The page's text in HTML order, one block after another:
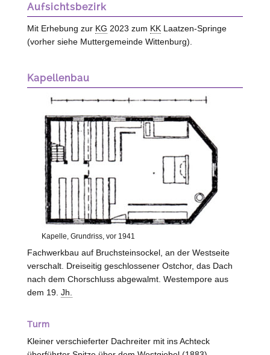
Aufsichtsbezirk
Mit Erhebung zur KG 2023 zum KKLaatzen-Springe
(vorher siehe Muttergemeinde Wittenburg).
Kapellenbau
Kapelle, Grundriss, vor 1941
Fachwerkbau auf Bruchsteinsockel, an der Westseite
verschalt. Dreiseitig geschlossener Ostchor, das Dach
nach dem Chorschluss abgewalmt. Westempore aus
dem 19. Jh.
Turm
Kleiner verschieferter Dachreiter mit ins Achteck